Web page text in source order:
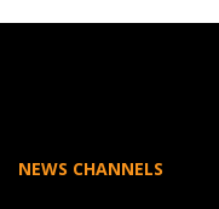
NEWS CHANNELS